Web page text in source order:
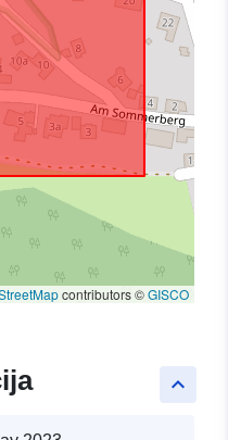
contributors ©GISCO
keyboard_arrow_up